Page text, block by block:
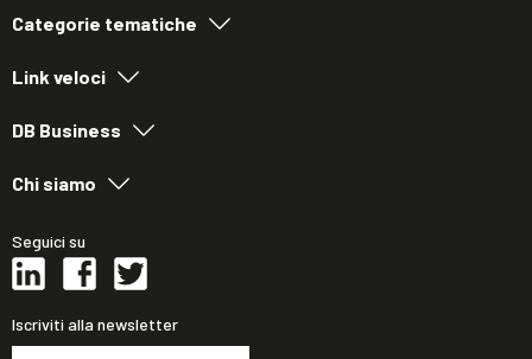
Categorie tematiche
Link veloci
DB Business
Chi siamo
Seguici su
Iscriviti alla newsletter